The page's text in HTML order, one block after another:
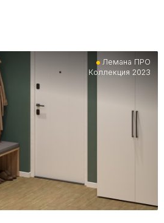
Лемана ПРО
Коллекция 2023